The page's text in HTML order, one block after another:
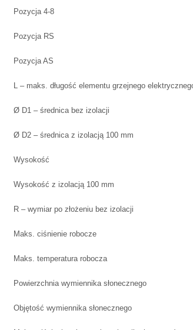
Pozycja 4-8
Pozycja RS
Pozycja AS
L – maks. długość elementu grzejnego
Ø D1 – średnica bez izolacji
Ø D2 – średnica z izolacją 100 mm
Wysokość
Wysokość z izolacją 100 mm
R – wymiar po złożeniu bez izolacji
Maks. ciśnienie robocze
Maks. temperatura robocza
Powierzchnia wymiennika słonecznego
Objętość wymiennika słonecznego